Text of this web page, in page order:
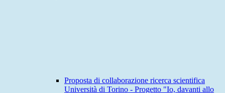
Proposta di collaborazione ricerca scientifica
Università di Torino - Progetto "Io, davanti allo